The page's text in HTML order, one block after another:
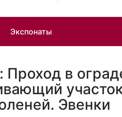
Экспонаты
Проход в
Эвенки